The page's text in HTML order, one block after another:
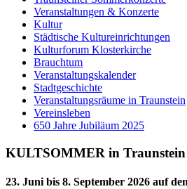
Veranstaltungen & Konzerte
Kultur
Städtische Kultureinrichtungen
Kulturforum Klosterkirche
Brauchtum
Veranstaltungskalender
Stadtgeschichte
Veranstaltungsräume in Traunstein
Vereinsleben
650 Jahre Jubiläum 2025
KULTSOMMER in Traunstein
23. Juni bis 8. September 2026 auf